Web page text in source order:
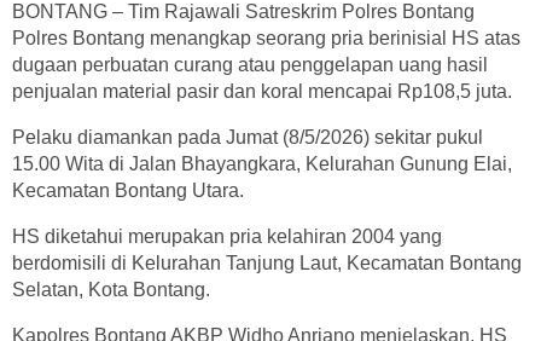
BONTANG – Tim Rajawali Satreskrim Polres Bontang
Polres Bontang menangkap seorang pria berinisial HS atas
dugaan perbuatan curang atau penggelapan uang hasil
penjualan material pasir dan koral mencapai Rp108,5 juta.
Pelaku diamankan pada Jumat (8/5/2026) sekitar pukul
15.00 Wita di Jalan Bhayangkara, Kelurahan Gunung Elai,
Kecamatan Bontang Utara.
HS diketahui merupakan pria kelahiran 2004 yang
berdomisili di Kelurahan Tanjung Laut, Kecamatan Bontang
Selatan, Kota Bontang.
Kapolres Bontang AKBP Widho Anriano menjelaskan, HS